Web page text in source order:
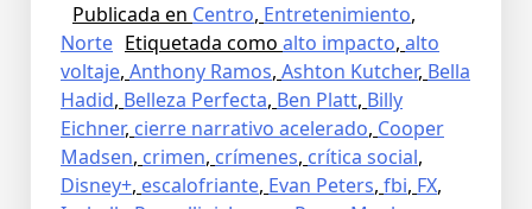
Publicada en Centro, Entretenimiento,
Norte Etiquetada como alto impacto, alto
voltaje, Anthony Ramos, Ashton Kutcher, Bella
Hadid, Belleza Perfecta, Ben Platt, Billy
Eichner, cierre narrativo acelerado, Cooper
Madsen, crimen, crímenes, crítica social,
Disney+, escalofriante, Evan Peters, fbi, FX,